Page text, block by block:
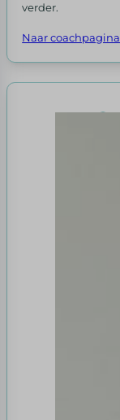
verder.
Naar coachpagina